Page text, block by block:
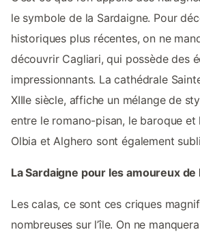
le symbole de la Sardaigne. Pour
historiques plus récentes, on ne
découvrir Cagliari, qui possède des
impressionnants. La cathédrale
XIIIe siècle, affiche un mélange de
entre le romano-pisan, le baroque et
Olbia et Alghero sont également
La Sardaigne pour les amoureux de
Les calas, ce sont ces criques
nombreuses sur l’île. On ne